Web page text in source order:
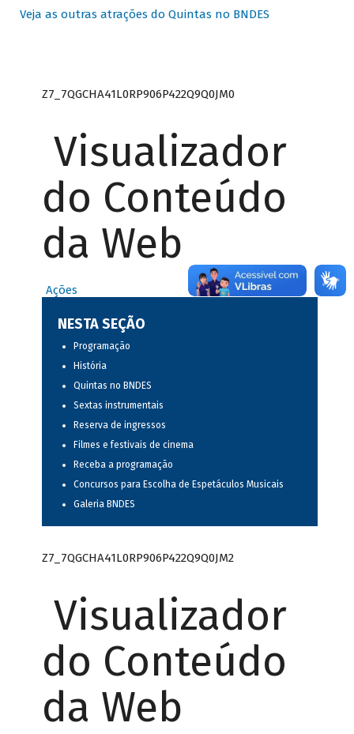
Veja as outras atrações do Quintas no BNDES
Z7_7QGCHA41L0RP906P422Q9Q0JM0
Visualizador
do Conteúdo
da Web
Ações
NESTA SEÇÃO
Programação
História
Quintas no BNDES
Sextas instrumentais
Reserva de ingressos
Filmes e festivais de cinema
Receba a programação
Concursos para Escolha de Espetáculos Musicais
Galeria BNDES
Z7_7QGCHA41L0RP906P422Q9Q0JM2
Visualizador
do Conteúdo
da Web